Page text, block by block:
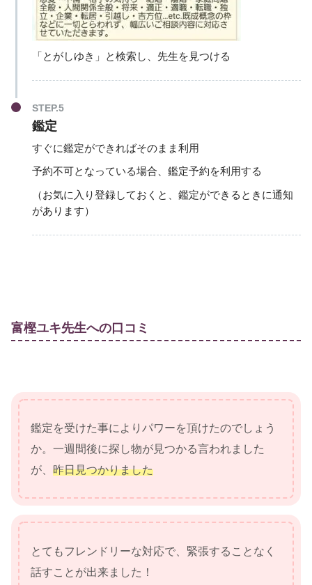
「とがしゆき」と検索し、先生を見つける
STEP.5
鑑定
すぐに鑑定ができればそのまま利用
予約不可となっている場合、鑑定予約を利用する
（お気に入り登録しておくと、鑑定ができるときに通知
があります）
富樫ユキ先生への口コミ
鑑定を受けた事によりパワーを頂けたのでしょう
か。一週間後に探し物が見つかる言われました
が、昨日見つかりました
とてもフレンドリーな対応で、緊張することなく
話すことが出来ました！